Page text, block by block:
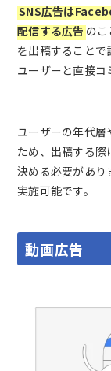
SNS広告は
配信する広告のこ
を出稿することで
ユーザーと直接コ
ユーザーの年代層
ため、出稿する
決める必要があり
実施可能です。
動画広告